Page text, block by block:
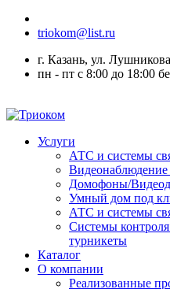
triokom@list.ru
г. Казань, ул.
пн - пт с 8:00 до 18:00
Услуги
АТС и системы
Домофоны/
Умный дом под
АТС и системы
Системы
турникеты
Каталог
О компании
Реализованные